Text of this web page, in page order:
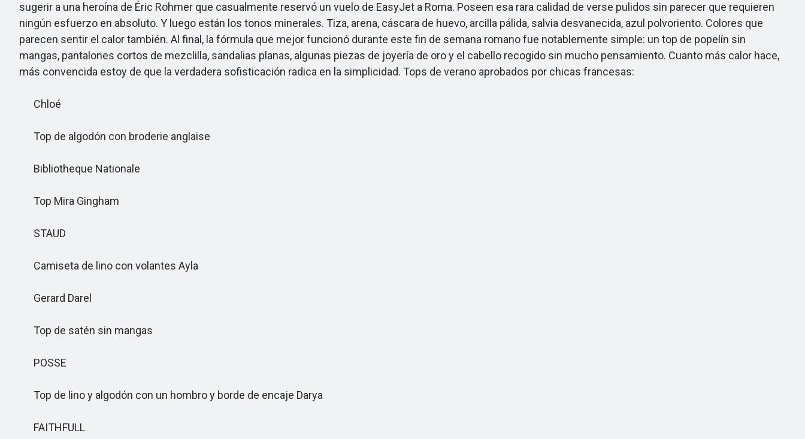
sugerir a una heroína de Éric Rohmer que casualmente reservó un vuelo de EasyJet a Roma. Poseen esa rara calidad de verse pulidos sin parecer que requieren
ningún esfuerzo en absoluto. Y luego están los tonos minerales. Tiza, arena, cáscara de huevo, arcilla pálida, salvia desvanecida, azul polvoriento. Colores que
parecen sentir el calor también. Al final, la fórmula que mejor funcionó durante este fin de semana romano fue notablemente simple: un top de popelín sin
mangas, pantalones cortos de mezclilla, sandalias planas, algunas piezas de joyería de oro y el cabello recogido sin mucho pensamiento. Cuanto más calor hace,
más convencida estoy de que la verdadera sofisticación radica en la simplicidad. Tops de verano aprobados por chicas francesas:
Chloé
Top de algodón con broderie anglaise
Bibliotheque Nationale
Top Mira Gingham
STAUD
Camiseta de lino con volantes Ayla
Gerard Darel
Top de satén sin mangas
POSSE
Top de lino y algodón con un hombro y borde de encaje Darya
FAITHFULL